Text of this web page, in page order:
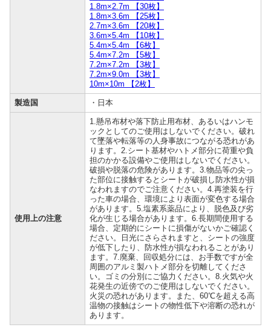
1.8m×2.7m 【30枚】
1.8m×3.6m 【25枚】
2.7m×3.6m 【20枚】
3.6m×5.4m 【10枚】
5.4m×5.4m 【6枚】
5.4m×7.2m 【5枚】
7.2m×7.2m 【3枚】
7.2m×9.0m 【3枚】
10m×10m 【2枚】
製造国 ・日本
使用上の注意
1.懸吊布材や落下防止用布材、あるいはハンモ
ックとしてのご使用はしないでください。破れ
て墜落や転落等の人身事故につながる恐れがあ
ります。2.シート基材やハトメ部分に荷重や負
担のかかる設備やご使用はしないでください。
破損や脱落の危険があります。3.物品等の尖っ
た部位に接触するとシートが破損し防水性が損
なわれますのでご注意ください。4.再塗装を行
った車の場合、環境により表面が変色する場合
があります。5.塩素系薬品により、脱色及び劣
化が生じる場合があります。6.長期間使用する
場合、定期的にシートに損傷がないかご確認く
ださい。日光にさらされますと、シートの強度
が低下したり、防水性が損なわれることがあり
ます。7.廃棄、回収処分には、お手数ですが全
周囲のアルミ製ハトメ部分を切離してくださ
い。ゴミの分別にご協力ください。8.火気や火
花発生の近傍でのご使用はしないでください。
火災の恐れがあります。また、60℃を超える高
温物の接触はシートの物性低下や溶断の恐れが
あります。